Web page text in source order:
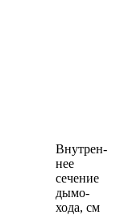
Внутрен­
нее
сечение
дымо­
хода, см